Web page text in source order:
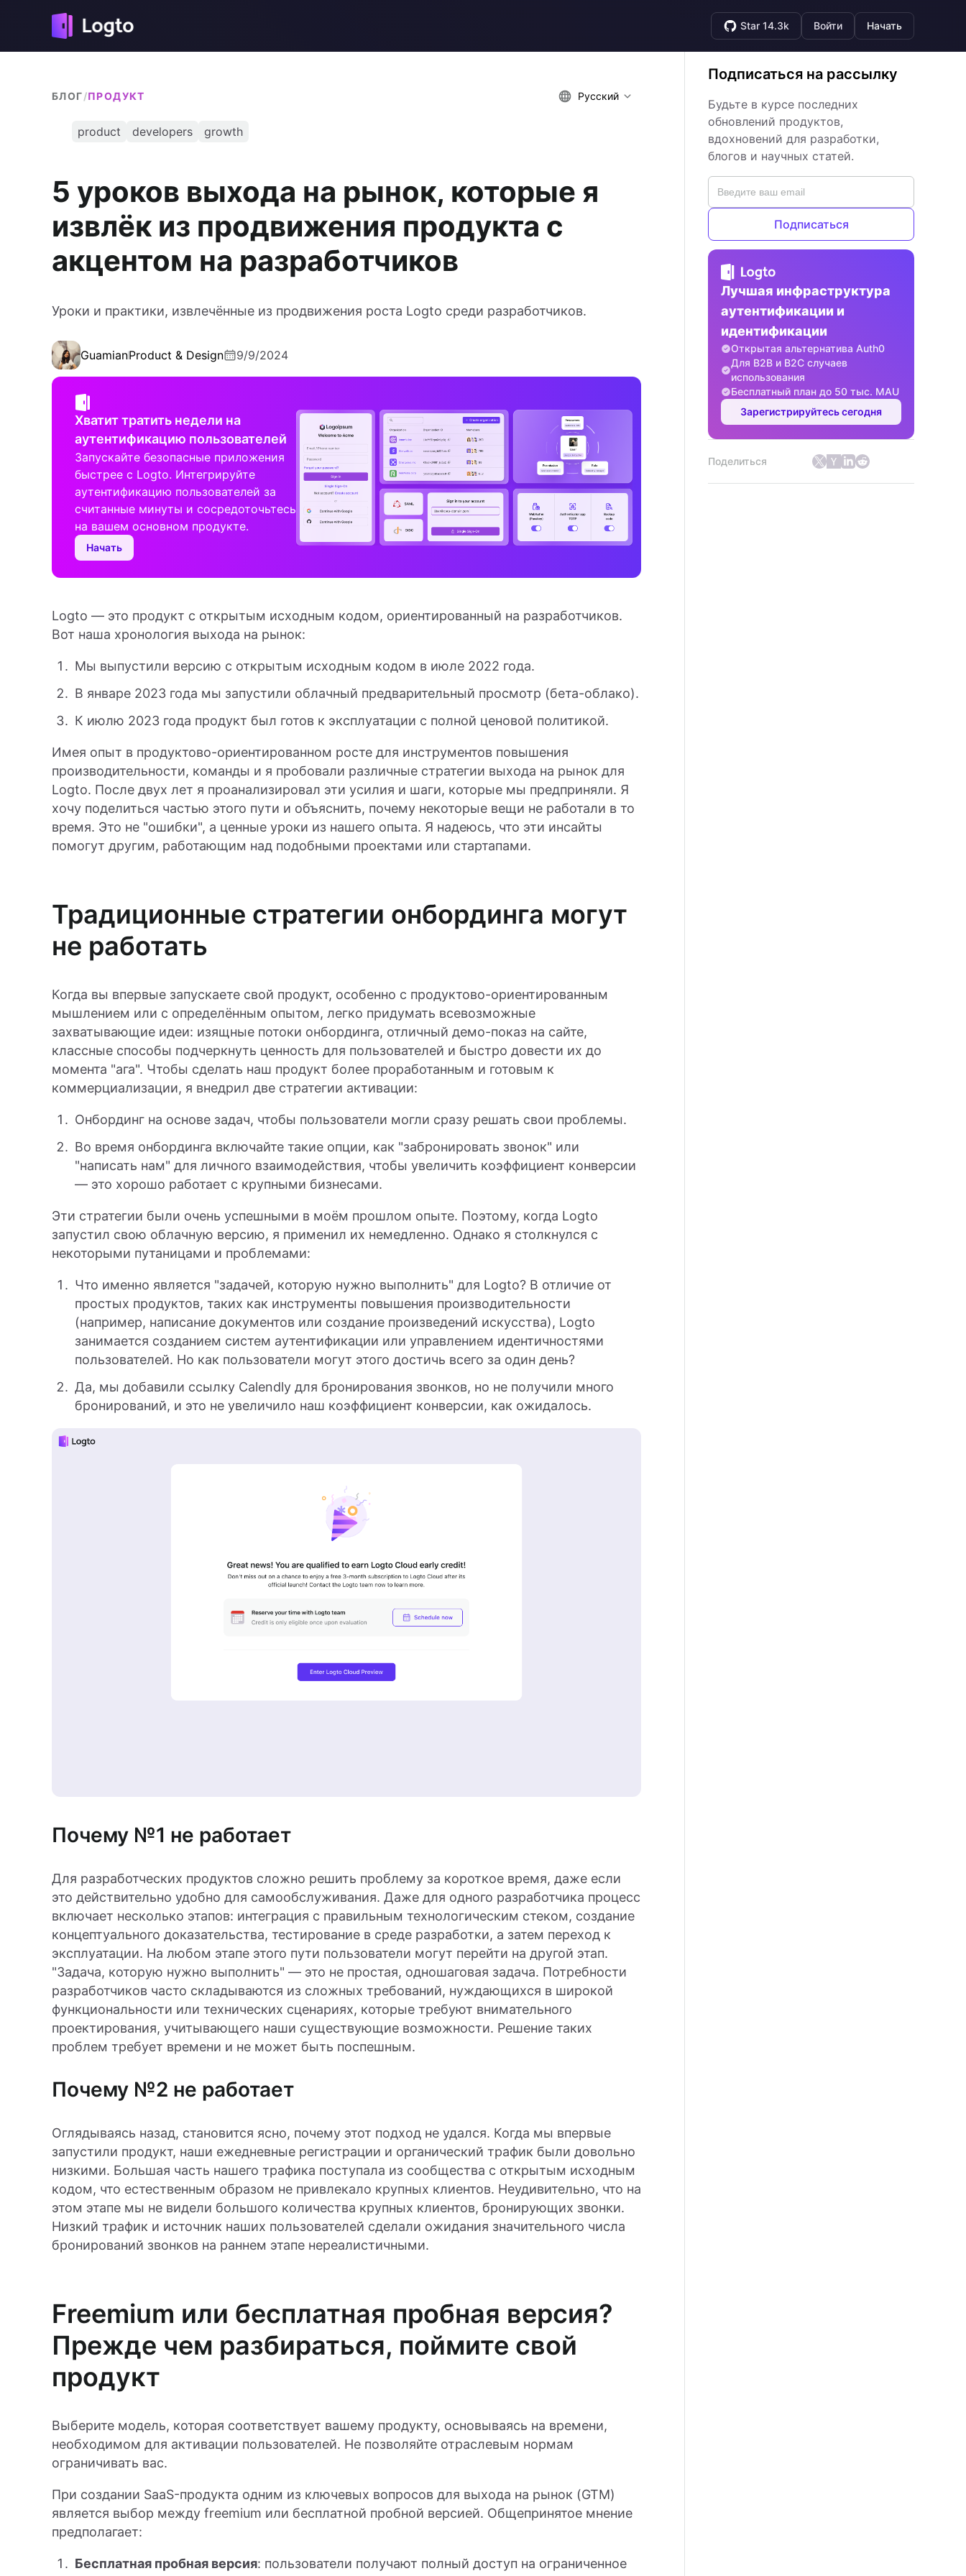
Star 14.3k Войти Начать
БЛОГ/ПРОДУКТ Русский
product developers growth
5 уроков выхода на рынок, которые я
извлёк из продвижения продукта с
акцентом на разработчиков
Уроки и практики, извлечённые из продвижения роста Logto среди разработчиков.
GuamianProduct & Design 9/9/2024
Хватит тратить недели на
аутентификацию пользователей
Запускайте безопасные приложения
быстрее с Logto. Интегрируйте
аутентификацию пользователей за
считанные минуты и сосредоточьтесь
на вашем основном продукте.
Начать
Logto — это продукт с открытым исходным кодом, ориентированный на разработчиков.
Вот наша хронология выхода на рынок:
Мы выпустили версию с открытым исходным кодом в июле 2022 года.
В январе 2023 года мы запустили облачный предварительный просмотр (бета-облако).
К июлю 2023 года продукт был готов к эксплуатации с полной ценовой политикой.
Имея опыт в продуктово-ориентированном росте для инструментов повышения
производительности, команды и я пробовали различные стратегии выхода на рынок для
Logto. После двух лет я проанализировал эти усилия и шаги, которые мы предприняли. Я
хочу поделиться частью этого пути и объяснить, почему некоторые вещи не работали в то
время. Это не "ошибки", а ценные уроки из нашего опыта. Я надеюсь, что эти инсайты
помогут другим, работающим над подобными проектами или стартапами.
Традиционные стратегии онбординга могут
не работать
Когда вы впервые запускаете свой продукт, особенно с продуктово-ориентированным
мышлением или с определённым опытом, легко придумать всевозможные
захватывающие идеи: изящные потоки онбординга, отличный демо-показ на сайте,
классные способы подчеркнуть ценность для пользователей и быстро довести их до
момента "ага". Чтобы сделать наш продукт более проработанным и готовым к
коммерциализации, я внедрил две стратегии активации:
Онбординг на основе задач, чтобы пользователи могли сразу решать свои проблемы.
Во время онбординга включайте такие опции, как "забронировать звонок" или
"написать нам" для личного взаимодействия, чтобы увеличить коэффициент конверсии
— это хорошо работает с крупными бизнесами.
Эти стратегии были очень успешными в моём прошлом опыте. Поэтому, когда Logto
запустил свою облачную версию, я применил их немедленно. Однако я столкнулся с
некоторыми путаницами и проблемами:
Что именно является "задачей, которую нужно выполнить" для Logto? В отличие от
простых продуктов, таких как инструменты повышения производительности
(например, написание документов или создание произведений искусства), Logto
занимается созданием систем аутентификации или управлением идентичностями
пользователей. Но как пользователи могут этого достичь всего за один день?
Да, мы добавили ссылку Calendly для бронирования звонков, но не получили много
бронирований, и это не увеличило наш коэффициент конверсии, как ожидалось.
Почему №1 не работает
Для разработческих продуктов сложно решить проблему за короткое время, даже если
это действительно удобно для самообслуживания. Даже для одного разработчика процесс
включает несколько этапов: интеграция с правильным технологическим стеком, создание
концептуального доказательства, тестирование в среде разработки, а затем переход к
эксплуатации. На любом этапе этого пути пользователи могут перейти на другой этап.
"Задача, которую нужно выполнить" — это не простая, одношаговая задача. Потребности
разработчиков часто складываются из сложных требований, нуждающихся в широкой
функциональности или технических сценариях, которые требуют внимательного
проектирования, учитывающего наши существующие возможности. Решение таких
проблем требует времени и не может быть поспешным.
Почему №2 не работает
Оглядываясь назад, становится ясно, почему этот подход не удался. Когда мы впервые
запустили продукт, наши ежедневные регистрации и органический трафик были довольно
низкими. Большая часть нашего трафика поступала из сообщества с открытым исходным
кодом, что естественным образом не привлекало крупных клиентов. Неудивительно, что на
этом этапе мы не видели большого количества крупных клиентов, бронирующих звонки.
Низкий трафик и источник наших пользователей сделали ожидания значительного числа
бронирований звонков на раннем этапе нереалистичными.
Freemium или бесплатная пробная версия?
Прежде чем разбираться, поймите свой
продукт
Выберите модель, которая соответствует вашему продукту, основываясь на времени,
необходимом для активации пользователей. Не позволяйте отраслевым нормам
ограничивать вас.
При создании SaaS-продукта одним из ключевых вопросов для выхода на рынок (GTM)
является выбор между freemium или бесплатной пробной версией. Общепринятое мнение
предполагает:
Бесплатная пробная версия: пользователи получают полный доступ на ограниченное
Подписаться на рассылку
Будьте в курсе последних
обновлений продуктов,
вдохновений для разработки,
блогов и научных статей.
Подписаться
Лучшая инфраструктура
аутентификации и
идентификации
Открытая альтернатива Auth0
Для B2B и B2C случаев
использования
Бесплатный план до 50 тыс. MAU
Зарегистрируйтесь сегодня
Поделиться